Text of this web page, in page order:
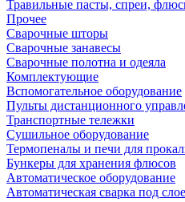
Травильные пасты, спреи,
Прочее
Сварочные шторы
Сварочные занавесы
Сварочные полотна и одеяла
Комплектующие
Вспомогательное оборудование
Пульты дистанционного
Транспортные тележки
Сушильное оборудование
Термопеналы и печи для
Бункеры для хранения флюсов
Автоматическое оборудование
Автоматическая сварка под